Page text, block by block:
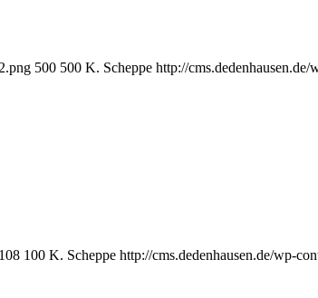
500 500 K. Scheppe http://
108 100 K. Scheppe http://cms.dedenhausen.de/wp-